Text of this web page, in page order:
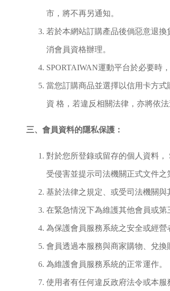
市，將不再另通知。
若於本網站訂購產品後倘惡意退
消會員資格辦理。
SPORTAIWAN運動平台於必要時
當您訂購商品並選擇以信用卡方
資 格，若違反相關法律，亦將依
三、會員資料的隱私保護：
對於您所登錄或留存的個人資料，
受侵害並提示司法機關正式文件之
基於法律之規定、或受司法機關與
在緊急情況下為維護其他會員或第
為保護會員服務系統之安全或經營
會員透過本服務與商家購物、兌換
為維護會員服務系統的正常運作。
使用者有任何違反政府法令或本服